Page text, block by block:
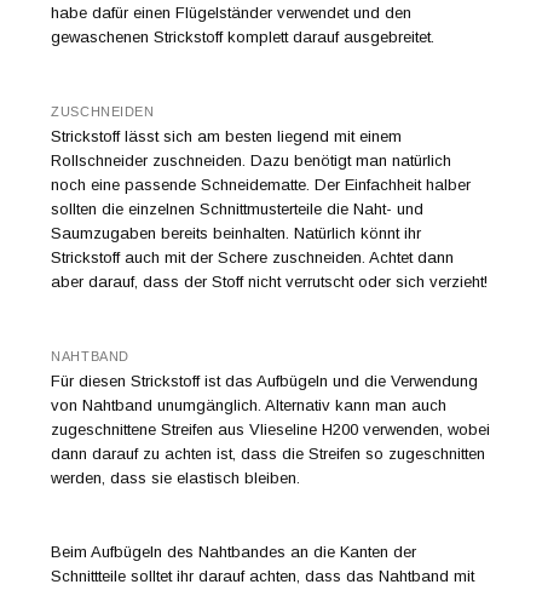
habe dafür einen Flügelständer verwendet und den
gewaschenen Strickstoff komplett darauf ausgebreitet.
ZUSCHNEIDEN
Strickstoff lässt sich am besten liegend mit einem
Rollschneider zuschneiden. Dazu benötigt man natürlich
noch eine passende Schneidematte. Der Einfachheit halber
sollten die einzelnen Schnittmusterteile die Naht- und
Saumzugaben bereits beinhalten. Natürlich könnt ihr
Strickstoff auch mit der Schere zuschneiden. Achtet dann
aber darauf, dass der Stoff nicht verrutscht oder sich verzieht!
NAHTBAND
Für diesen Strickstoff ist das Aufbügeln und die Verwendung
von Nahtband unumgänglich. Alternativ kann man auch
zugeschnittene Streifen aus Vlieseline H200 verwenden, wobei
dann darauf zu achten ist, dass die Streifen so zugeschnitten
werden, dass sie elastisch bleiben.
Beim Aufbügeln des Nahtbandes an die Kanten der
Schnittteile solltet ihr darauf achten, dass das Nahtband mit